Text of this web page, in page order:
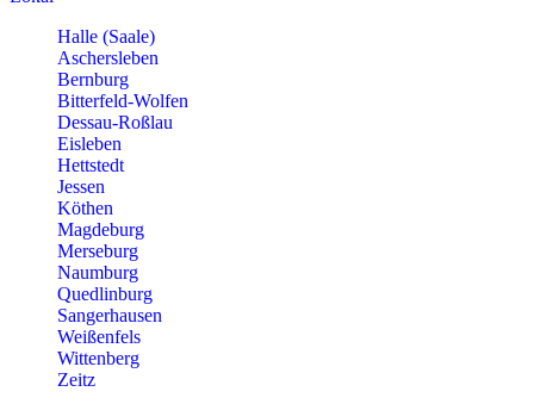
Halle (Saale)
Aschersleben
Bernburg
Bitterfeld-Wolfen
Dessau-Roßlau
Eisleben
Hettstedt
Jessen
Köthen
Magdeburg
Merseburg
Naumburg
Quedlinburg
Sangerhausen
Weißenfels
Wittenberg
Zeitz